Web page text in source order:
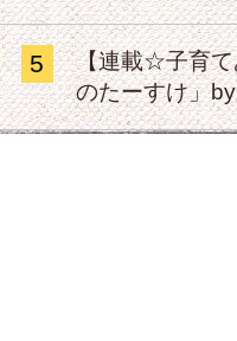
5
【連載☆子育て
のたーすけ」